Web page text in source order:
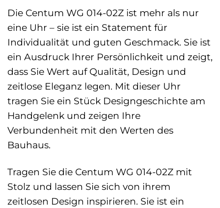
Die Centum WG 014-02Z ist mehr als nur
eine Uhr – sie ist ein Statement für
Individualität und guten Geschmack. Sie ist
ein Ausdruck Ihrer Persönlichkeit und zeigt,
dass Sie Wert auf Qualität, Design und
zeitlose Eleganz legen. Mit dieser Uhr
tragen Sie ein Stück Designgeschichte am
Handgelenk und zeigen Ihre
Verbundenheit mit den Werten des
Bauhaus.
Tragen Sie die Centum WG 014-02Z mit
Stolz und lassen Sie sich von ihrem
zeitlosen Design inspirieren. Sie ist ein